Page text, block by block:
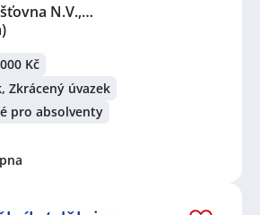
N.V.,…
Kč
Zkrácený úvazek
pro absolventy